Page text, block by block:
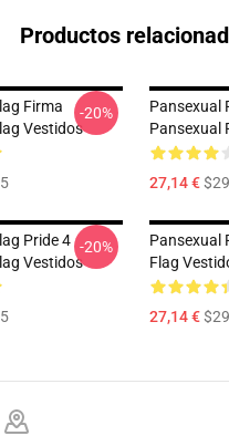
Productos
Firma
Vestidos
-20%
Pansexual
Pansexual
27,14 €
Pride 4
Vestidos
-20%
Pansexual
Flag
27,14 €